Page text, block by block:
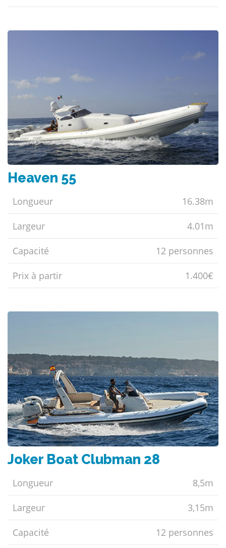
Heaven 55
Longueur 16.38m
Largeur 4.01m
Capacité 12 personnes
Prix ​​à partir 1.400€
Joker Boat Clubman 28
Longueur 8,5m
Largeur 3,15m
Capacité 12 personnes